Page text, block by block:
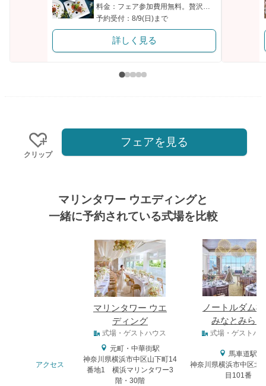
料金：フェア参加費用無料。贅沢ハーフコース無料試食付き。
予約受付：8/9(日)まで
詳しく見る
クリップ
フェアを見る
マリンタワー ウエディングと
一緒に予約されている式場を比較
マリンタワー ウエ
ディング
ノートルダム
みなとみらい
式場・ゲストハウス 式場・ゲストハ
アクセス
元町・中華街駅
神奈川県横浜市中区山下町14
番地1 横浜マリンタワー3
階・30階
馬車道駅
神奈川県横浜市中区北
目101番